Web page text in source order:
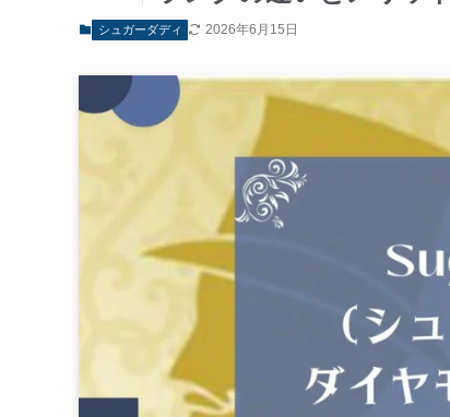
シュガーダディ 2026年6月15日